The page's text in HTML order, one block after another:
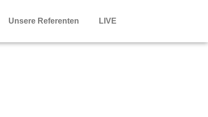
Unsere Referenten LIVE